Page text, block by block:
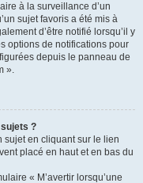
à la surveillance d’un
sujet favoris a été mis à
d’être notifié lorsqu’il y
options de notifications pour
depuis le panneau de
».
?
sujet en cliquant sur le lien
placé en haut et en bas du
« M’avertir lorsqu’une